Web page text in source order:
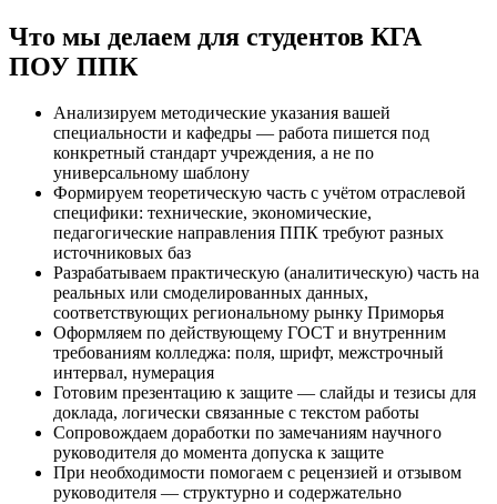
Что мы делаем для студентов КГА
ПОУ ППК
Анализируем методические указания вашей
специальности и кафедры — работа пишется под
конкретный стандарт учреждения, а не по
универсальному шаблону
Формируем теоретическую часть с учётом отраслевой
специфики: технические, экономические,
педагогические направления ППК требуют разных
источниковых баз
Разрабатываем практическую (аналитическую) часть на
реальных или смоделированных данных,
соответствующих региональному рынку Приморья
Оформляем по действующему ГОСТ и внутренним
требованиям колледжа: поля, шрифт, межстрочный
интервал, нумерация
Готовим презентацию к защите — слайды и тезисы для
доклада, логически связанные с текстом работы
Сопровождаем доработки по замечаниям научного
руководителя до момента допуска к защите
При необходимости помогаем с рецензией и отзывом
руководителя — структурно и содержательно